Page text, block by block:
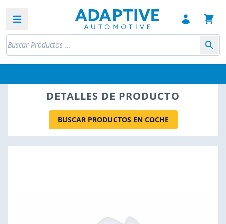
Open sidebar
DETALLES DE PRODUCTO
BUSCAR PRODUCTOS EN COCHE